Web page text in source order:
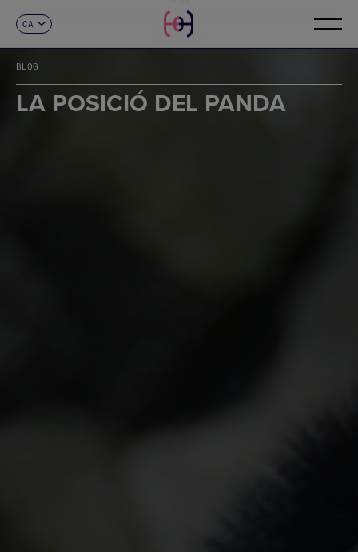
CA
FR
DE
IT
PT
CONTACTE
BLOG
LA POSICIÓ DEL PANDA